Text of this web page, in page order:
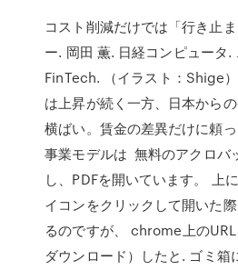
コスト削減だけでは「行き止
ー. 岡田 薫. 日経コンピュータ.
FinTech. （イラスト：Shige
は上昇が続く一方、日本から
横ばい。賃金の差異だけに頼
事業モデルは 無料のアクロバ
し、PDFを開いています。 上
イコンをクリックして開いた
るのですが、 chrome上の
ダウンロード）したと. ゴミ箱